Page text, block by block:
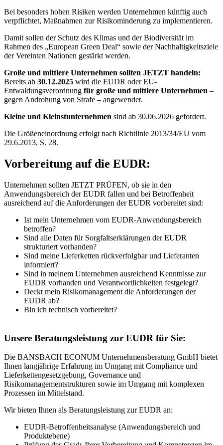
Bei besonders hohen Risiken werden Unternehmen künftig auch
verpflichtet, Maßnahmen zur Risikominderung zu implementieren.
Damit sollen der Schutz des Klimas und der Biodiversität im
Rahmen des „European Green Deal“ sowie der Nachhaltigkeitsziele
der Vereinten Nationen gestärkt werden.
Große und mittlere Unternehmen sollten JETZT handeln:
Bereits ab 30.12.2025 wird die EUDR oder EU-
Entwaldungsverordnung für große und mittlere Unternehmen –
gegen Androhung von Strafe – angewendet.
Kleine und Kleinstunternehmen sind ab 30.06.2026 gefordert.
Die Größeneinordnung erfolgt nach Richtlinie 2013/34/EU vom
29.6.2013, S. 28.
Vorbereitung auf die EUDR:
Unternehmen sollten JETZT PRÜFEN, ob sie in den
Anwendungsbereich der EUDR fallen und bei Betroffenheit
ausreichend auf die Anforderungen der EUDR vorbereitet sind:
Ist mein Unternehmen vom EUDR-Anwendungsbereich
betroffen?
Sind alle Daten für Sorgfaltserklärungen der EUDR
strukturiert vorhanden?
Sind meine Lieferketten rückverfolgbar und Lieferanten
informiert?
Sind in meinem Unternehmen ausreichend Kenntnisse zur
EUDR vorhanden und Verantwortlichkeiten festgelegt?
Deckt mein Risikomanagement die Anforderungen der
EUDR ab?
Bin ich technisch vorbereitet?
Unsere Beratungsleistung zur EUDR für Sie:
Die BANSBACH ECONUM Unternehmensberatung GmbH bietet
Ihnen langjährige Erfahrung im Umgang mit Compliance und
Lieferkettengesetzgebung, Governance und
Risikomanagementstrukturen sowie im Umgang mit komplexen
Prozessen im Mittelstand.
Wir bieten Ihnen als Beratungsleistung zur EUDR an:
EUDR-Betroffenheitsanalyse (Anwendungsbereich und
Produktebene)